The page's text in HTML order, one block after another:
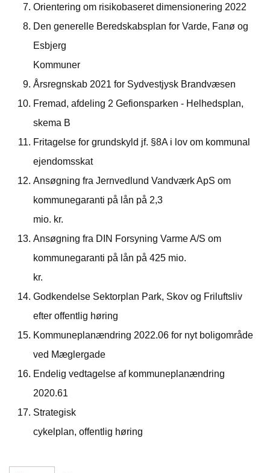
Orientering om risikobaseret dimensionering 2022
Den generelle Beredskabsplan for Varde, Fanø og
Esbjerg
Kommuner
Årsregnskab 2021 for Sydvestjysk Brandvæsen
Fremad, afdeling 2 Gefionsparken - Helhedsplan,
skema B
Fritagelse for grundskyld jf. §8A i lov om kommunal
ejendomsskat
Ansøgning fra Jernvedlund Vandværk ApS om
kommunegaranti på lån på 2,3
mio. kr.
Ansøgning fra DIN Forsyning Varme A/S om
kommunegaranti på lån på 425 mio.
kr.
Godkendelse Sektorplan Park, Skov og Friluftsliv
efter offentlig høring
Kommuneplanændring 2022.06 for nyt boligområde
ved Mæglergade
Endelig vedtagelse af kommuneplanændring
2020.61
Strategisk
cykelplan, offentlig høring